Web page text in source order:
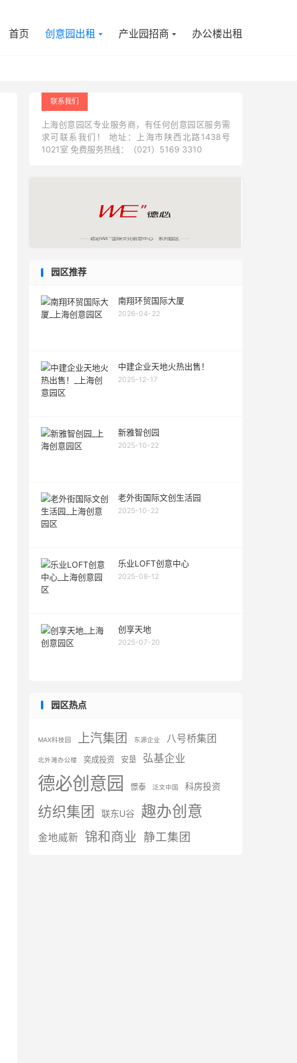
首页 创意园出租 产业园招商 办公楼出租
联系我们
上海创意园区专业服务商，有任何创意园区服务需
求可联系我们！ 地址：上海市陕西北路1438号
1021室 免费服务热线：（021）5169 3310
园区推荐
南翔环贸国际大厦
2026-04-22
中建企业天地火热出售！
2025-12-17
新雅智创园
2025-10-22
老外街国际文创生活园
2025-10-22
乐业LOFT创意中心
2025-08-12
创享天地
2025-07-20
园区热点
MAX科技园 上汽集团 东源企业 八号桥集团
北外滩办公楼 奕成投资 安垦 弘基企业
德必创意园 憬泰 泛文中国 科房投资
纺织集团 联东U谷 趣办创意
金地威新 锦和商业 静工集团